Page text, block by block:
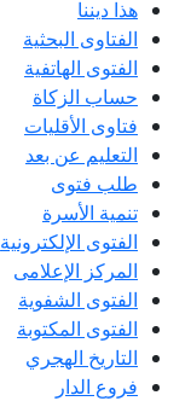
هذا ديننا
الفتاوى البحثية
الفتوى الهاتفية
حساب الزكاة
فتاوى الأقليات
التعليم عن بعد
طلب فتوى
تنمية الأسرة
الفتوى الإلكترونية
المركز الإعلامى
الفتوى الشفوية
الفتوى المكتوبة
التاريخ الهجري
فروع الدار